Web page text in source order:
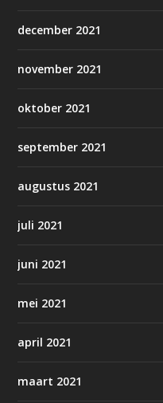
december 2021
november 2021
oktober 2021
september 2021
augustus 2021
juli 2021
juni 2021
mei 2021
april 2021
maart 2021